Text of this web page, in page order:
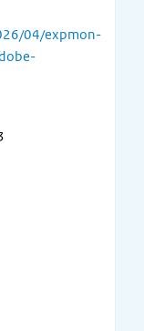
04/expmon-